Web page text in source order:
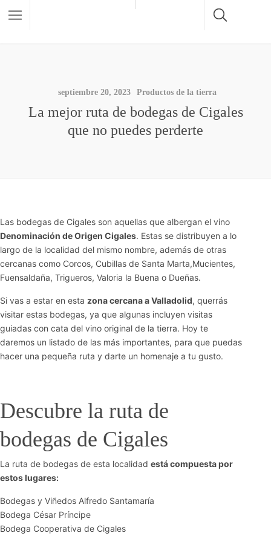
septiembre 20, 2023 Productos de la tierra
La mejor ruta de bodegas de Cigales
que no puedes perderte
Las bodegas de Cigales son aquellas que albergan el vino
Denominación de Origen Cigales. Estas se distribuyen a lo
largo de la localidad del mismo nombre, además de otras
cercanas como Corcos, Cubillas de Santa Marta,Mucientes,
Fuensaldaña, Trigueros, Valoria la Buena o Dueñas.
Si vas a estar en esta zona cercana a Valladolid, querrás
visitar estas bodegas, ya que algunas incluyen visitas
guiadas con cata del vino original de la tierra. Hoy te
daremos un listado de las más importantes, para que puedas
hacer una pequeña ruta y darte un homenaje a tu gusto.
Descubre la ruta de
bodegas de Cigales
La ruta de bodegas de esta localidad está compuesta por
estos lugares:
Bodegas y Viñedos Alfredo Santamaría
Bodega César Príncipe
Bodega Cooperativa de Cigales